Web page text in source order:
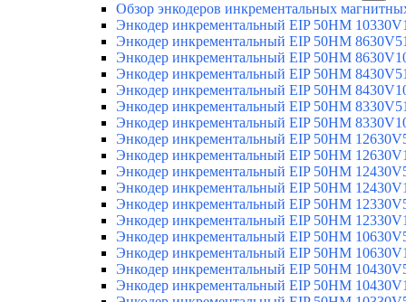
Обзор энкодеров инкрементальных
Энкодер инкрементальный EIP 50HM
Энкодер инкрементальный EIP 50HM
Энкодер инкрементальный EIP 50HM
Энкодер инкрементальный EIP 50HM
Энкодер инкрементальный EIP 50HM
Энкодер инкрементальный EIP 50HM
Энкодер инкрементальный EIP 50HM
Энкодер инкрементальный EIP 50HM
Энкодер инкрементальный EIP 50HM
Энкодер инкрементальный EIP 50HM
Энкодер инкрементальный EIP 50HM
Энкодер инкрементальный EIP 50HM
Энкодер инкрементальный EIP 50HM
Энкодер инкрементальный EIP 50HM
Энкодер инкрементальный EIP 50HM
Энкодер инкрементальный EIP 50HM
Энкодер инкрементальный EIP 50HM